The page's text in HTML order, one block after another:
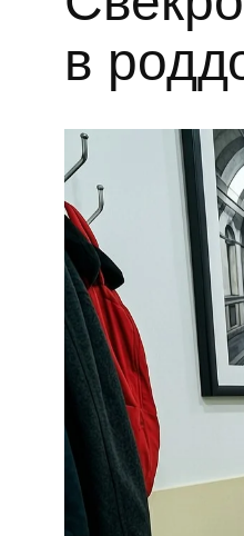
в